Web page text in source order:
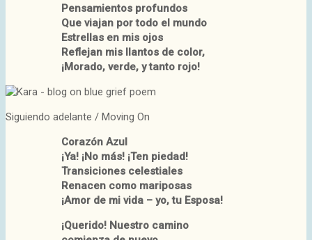
Pensamientos profundos
Que viajan por todo el mundo
Estrellas en mis ojos
Reflejan mis llantos de color,
¡Morado, verde, y tanto rojo!
Siguiendo adelante / Moving On
Corazón Azul
¡Ya! ¡No más! ¡Ten piedad!
Transiciones celestiales
Renacen como mariposas
¡Amor de mi vida – yo, tu Esposa!
¡Querido! Nuestro camino